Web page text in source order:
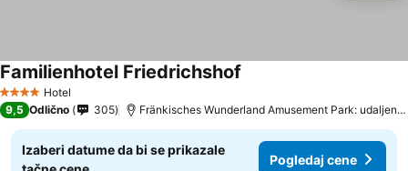
4 ZvezdiceHotel
Familienhotel Friedrichshof
9,5 Odlično 305 Fränkisches Wunderland Amusement Park: udaljenost 11.0 km
Izaberi datume da bi se prikazale
Pogledaj cene